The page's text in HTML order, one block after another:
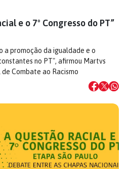
e o 7º Congresso do PT”
a promoção da igualdade e o
no PT", afirmou Martvs
Combate ao Racismo